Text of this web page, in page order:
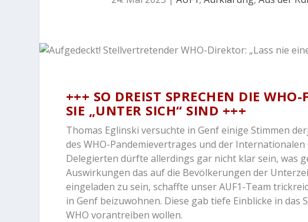
+++ SO DREIST SPRECHEN DIE
SIE „UNTER SICH“ SIND +++
Thomas Eglinski versuchte in Genf einige Stimmen
des WHO-Pandemievertrages und der
Delegierten dürfte allerdings gar nicht klar sein, was
Auswirkungen das auf die Bevölkerungen der
eingeladen zu sein, schaffte unser AUF1-Team
in Genf beizuwohnen. Diese gab tiefe Einblicke in
WHO vorantreiben wollen.